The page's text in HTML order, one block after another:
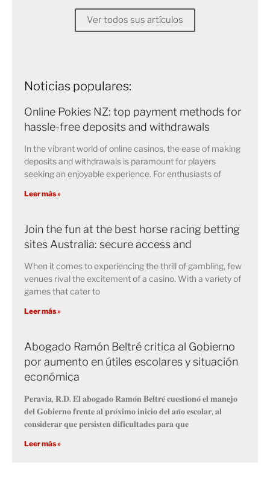
Ver todos sus artículos
Noticias populares:
Online Pokies NZ: top payment methods for
hassle-free deposits and withdrawals
In the vibrant world of online casinos, the ease of making
deposits and withdrawals is paramount for players
seeking an enjoyable experience. For enthusiasts of
Leer más »
Join the fun at the best horse racing betting
sites Australia: secure access and
When it comes to experiencing the thrill of gambling, few
venues rival the excitement of a casino. With a variety of
games that cater to
Leer más »
Abogado Ramón Beltré critica al Gobierno
por aumento en útiles escolares y situación
económica
𝐏𝐞𝐫𝐚𝐯𝐢𝐚, 𝐑.𝐃. 𝐄𝐥 𝐚𝐛𝐨𝐠𝐚𝐝𝐨 𝐑𝐚𝐦𝐨́𝐧 𝐁𝐞𝐥𝐭𝐫𝐞́ 𝐜𝐮𝐞𝐬𝐭𝐢𝐨𝐧𝐨́ 𝐞𝐥 𝐦𝐚𝐧𝐞𝐣𝐨
𝐝𝐞𝐥 𝐆𝐨𝐛𝐢𝐞𝐫𝐧𝐨 𝐟𝐫𝐞𝐧𝐭𝐞 𝐚𝐥 𝐩𝐫𝐨́𝐱𝐢𝐦𝐨 𝐢𝐧𝐢𝐜𝐢𝐨 𝐝𝐞𝐥 𝐚𝐧̃𝐨 𝐞𝐬𝐜𝐨𝐥𝐚𝐫, 𝐚𝐥
𝐜𝐨𝐧𝐬𝐢𝐝𝐞𝐫𝐚𝐫 𝐪𝐮𝐞 𝐩𝐞𝐫𝐬𝐢𝐬𝐭𝐞𝐧 𝐝𝐢𝐟𝐢𝐜𝐮𝐥𝐭𝐚𝐝𝐞𝐬 𝐩𝐚𝐫𝐚 𝐪𝐮𝐞
Leer más »